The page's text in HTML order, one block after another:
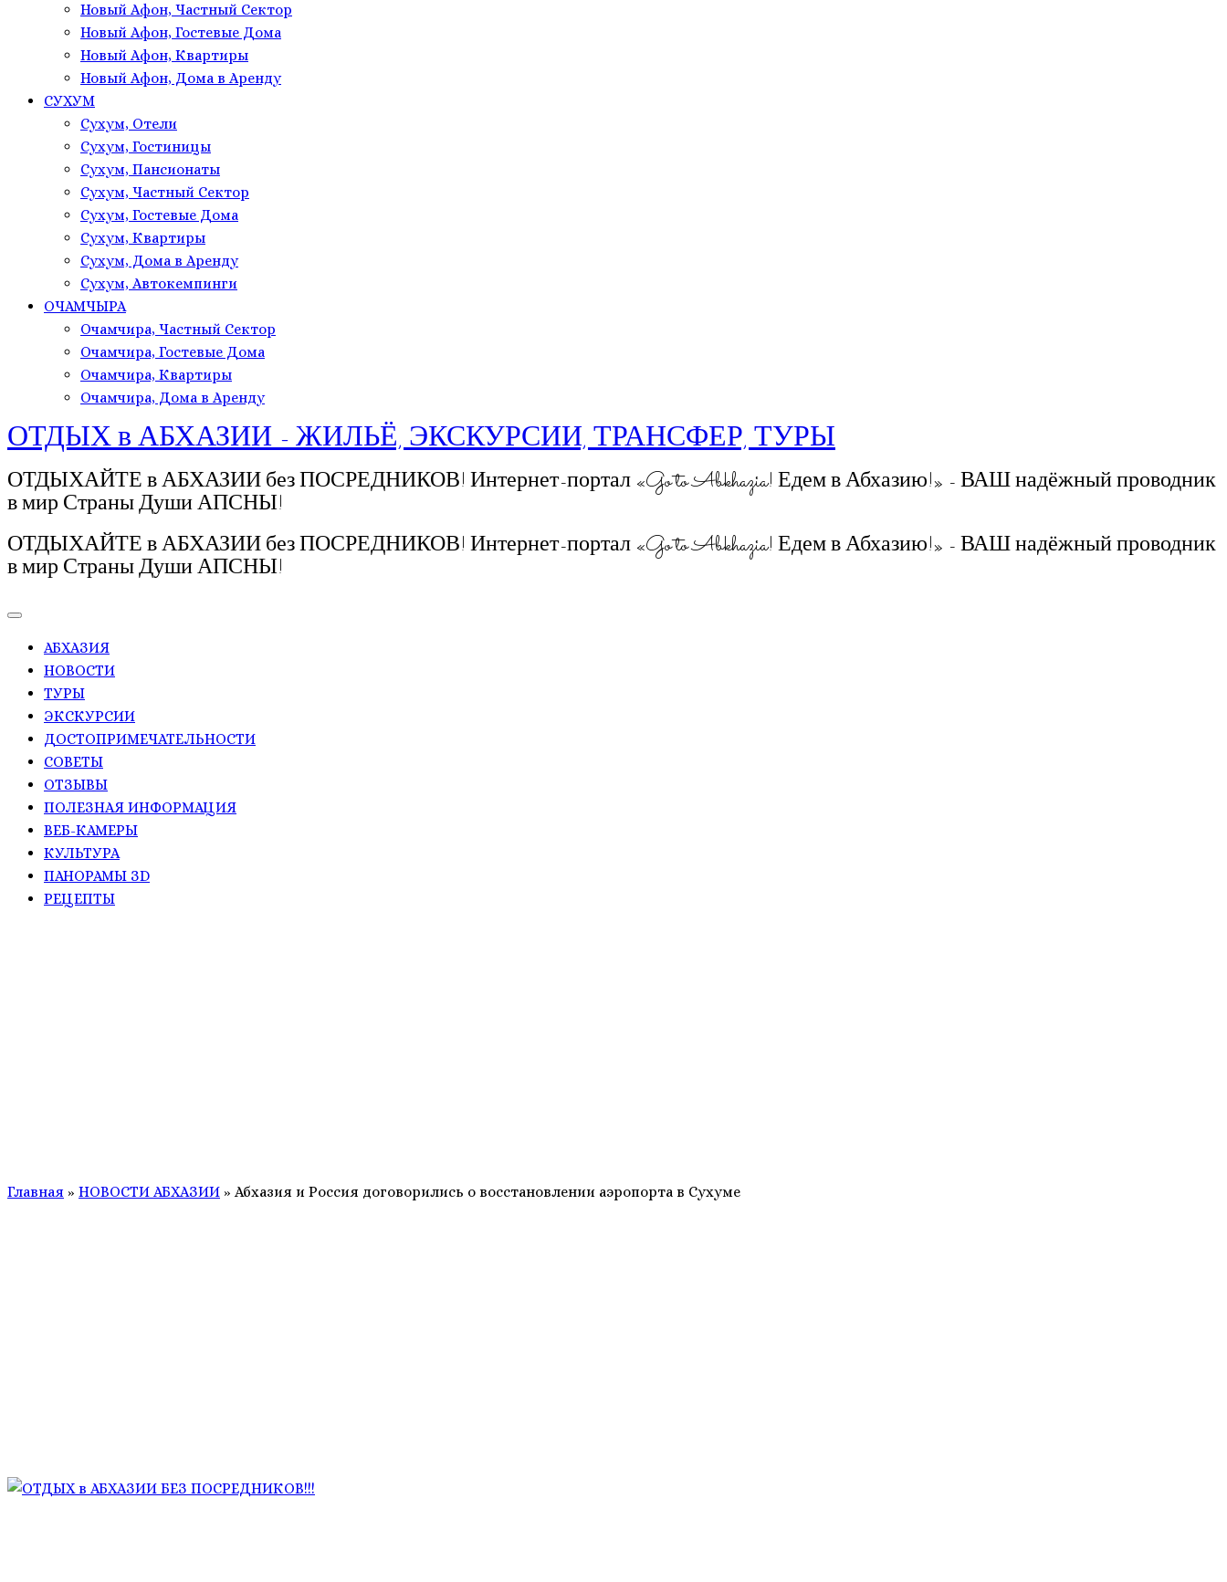
Новый Афон, Частный Сектор
Новый Афон, Гостевые Дома
Новый Афон, Квартиры
Новый Афон, Дома в Аренду
СУХУМ
Сухум, Отели
Сухум, Гостиницы
Сухум, Пансионаты
Сухум, Частный Сектор
Сухум, Гостевые Дома
Сухум, Квартиры
Сухум, Дома в Аренду
Сухум, Автокемпинги
ОЧАМЧЫРА
Очамчира, Частный Сектор
Очамчира, Гостевые Дома
Очамчира, Квартиры
Очамчира, Дома в Аренду
ОТДЫХ в АБХАЗИИ - ЖИЛЬЁ, ЭКСКУРСИИ, ТРАНСФЕР, ТУРЫ
ОТДЫХАЙТЕ в АБХАЗИИ без ПОСРЕДНИКОВ! Интернет-портал «Go to Abkhazia! Едем в Абхазию!» - ВАШ надёжный проводник
в мир Страны Души АПСНЫ!
ОТДЫХАЙТЕ в АБХАЗИИ без ПОСРЕДНИКОВ! Интернет-портал «Go to Abkhazia! Едем в Абхазию!» - ВАШ надёжный проводник
в мир Страны Души АПСНЫ!
АБХАЗИЯ
НОВОСТИ
ТУРЫ
ЭКСКУРСИИ
ДОСТОПРИМЕЧАТЕЛЬНОСТИ
СОВЕТЫ
ОТЗЫВЫ
ПОЛЕЗНАЯ ИНФОРМАЦИЯ
ВЕБ-КАМЕРЫ
КУЛЬТУРА
ПАНОРАМЫ ЗD
РЕЦЕПТЫ
Главная » НОВОСТИ АБХАЗИИ » Абхазия и Россия договорились о восстановлении аэропорта в Сухуме